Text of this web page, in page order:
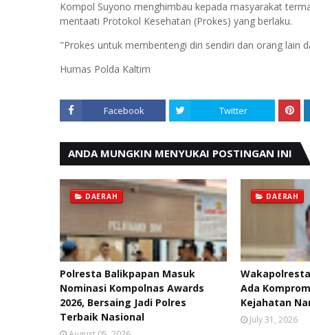
Kompol Suyono menghimbau kepada masyarakat
mentaati Protokol Kesehatan (Prokes) yang berlaku.
"Prokes untuk membentengi diri sendiri dan orang lain
Humas Polda Kaltim
Facebook Twitter
ANDA MUNGKIN MENYUKAI POSTINGAN INI
DAERAH
Polresta Balikpapan Masuk
Nominasi Kompolnas Awards
2026, Bersaing Jadi Polres
Terbaik Nasional
DAERAH
Ada
Kejahatan
July 31, 2026